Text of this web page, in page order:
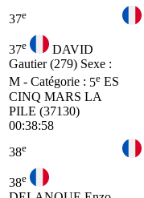
37e
37e
DAVID
Gautier (279) Sexe :
M - Catégorie : 5e ES
CINQ MARS LA
PILE (37130)
00:38:58
38e
38e